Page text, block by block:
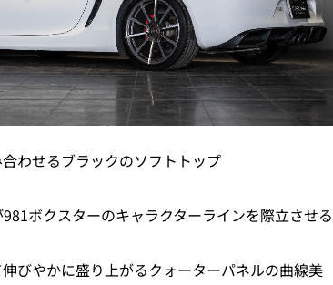
わせるブラックのソフトトップ
ボクスターのキャラクターラインを際立させる
びやかに盛り上がるクォーターパネルの曲線美